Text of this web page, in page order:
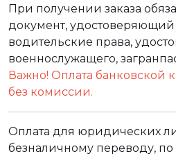
При получении заказа
документ, удостоверяющий
водительские права,
военнослужащего,
Важно! Оплата банковской
без комиссии.
Оплата для юридических
безналичному переводу, по